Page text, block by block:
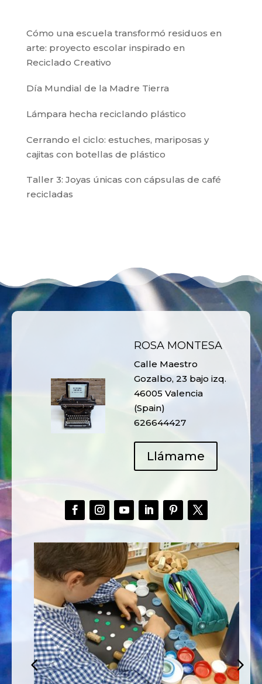
Cómo una escuela transformó residuos en
arte: proyecto escolar inspirado en
Reciclado Creativo
Día Mundial de la Madre Tierra
Lámpara hecha reciclando plástico
Cerrando el ciclo: estuches, mariposas y
cajitas con botellas de plástico
Taller 3: Joyas únicas con cápsulas de café
recicladas
ROSA MONTESA
Calle Maestro
Gozalbo, 23 bajo izq.
46005 Valencia
(Spain)
626644427
Llámame